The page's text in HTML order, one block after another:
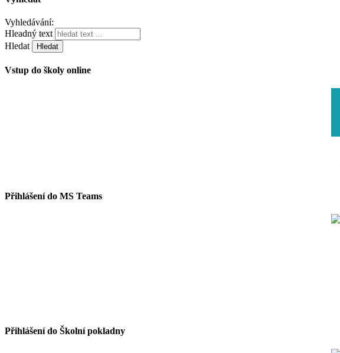
Vyhledávání:
Hleadný text
Hledat
Vstup do školy online
Přihlášení do MS Teams
Přihlášení do Školní pokladny